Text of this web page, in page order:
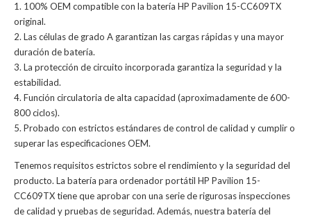
1. 100% OEM compatible con la batería HP Pavilion 15-CC609TX
original.
2. Las células de grado A garantizan las cargas rápidas y una mayor
duración de batería.
3. La protección de circuito incorporada garantiza la seguridad y la
estabilidad.
4. Función circulatoria de alta capacidad (aproximadamente de 600-
800 ciclos).
5. Probado con estrictos estándares de control de calidad y cumplir o
superar las especificaciones OEM.
Tenemos requisitos estrictos sobre el rendimiento y la seguridad del
producto. La batería para ordenador portátil HP Pavilion 15-
CC609TXtiene que aprobar con una serie de rigurosas inspecciones
de calidad y pruebas de seguridad. Además, nuestra batería del